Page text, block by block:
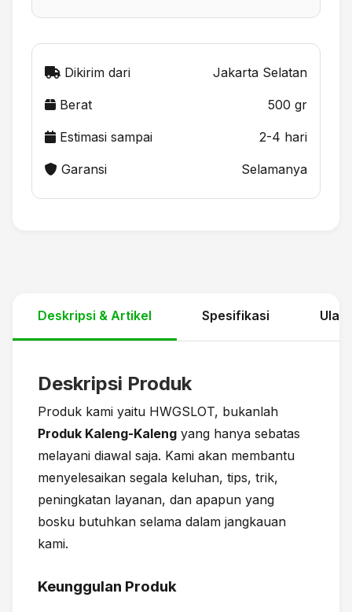
Dikirim dari Jakarta Selatan
Berat 500 gr
Estimasi sampai 2-4 hari
Garansi Selamanya
Deskripsi & Artikel Spesifikasi
Deskripsi Produk
Produk kami yaitu HWGSLOT, bukanlah
Produk Kaleng-Kaleng yang hanya sebatas
melayani diawal saja. Kami akan membantu
menyelesaikan segala keluhan, tips, trik,
peningkatan layanan, dan apapun yang
bosku butuhkan selama dalam jangkauan
kami.
Keunggulan Produk